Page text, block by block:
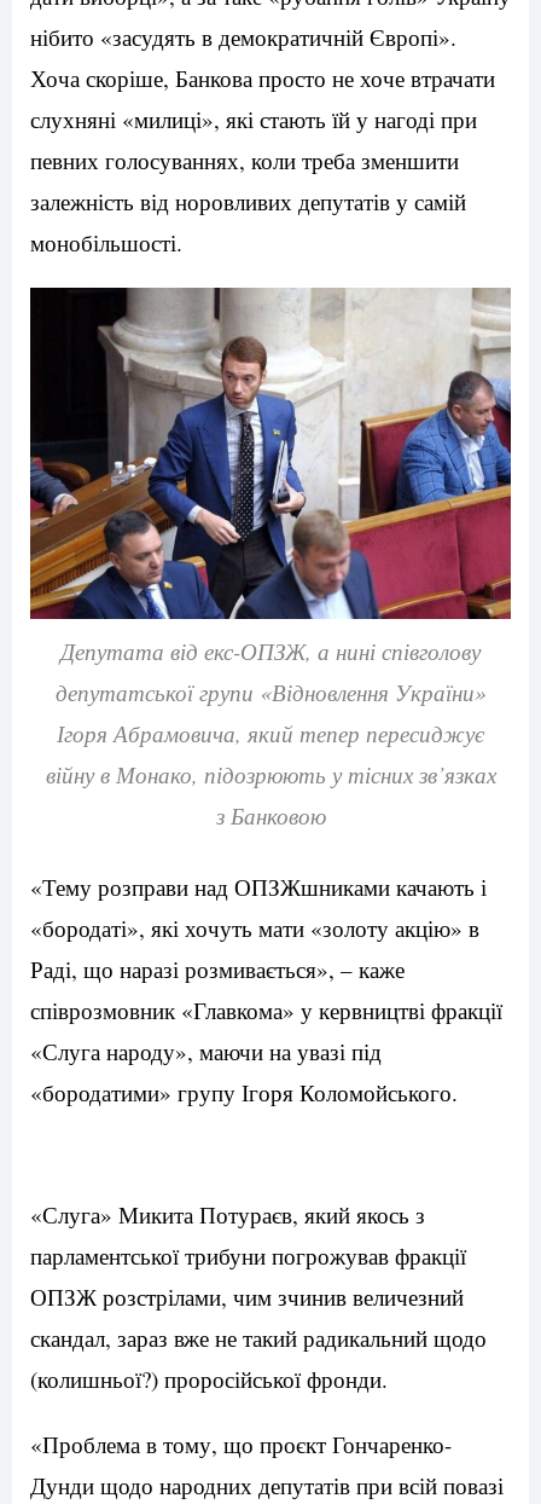
нібито «засудять в демократичній Європі».
Хоча скоріше, Банкова просто не хоче втрачати
слухняні «милиці», які стають їй у нагоді при
певних голосуваннях, коли треба зменшити
залежність від норовливих депутатів у самій
монобільшості.
Депутата від екс-ОПЗЖ, а нині співголову
депутатської групи «Відновлення України»
Ігоря Абрамовича, який тепер пересиджує
війну в Монако, підозрюють у тісних зв’язках
з Банковою
«Тему розправи над ОПЗЖшниками качають і
«бородаті», які хочуть мати «золоту акцію» в
Раді, що наразі розмивається», – каже
співрозмовник «Главкома» у кервництві фракції
«Слуга народу», маючи на увазі під
«бородатими» групу Ігоря Коломойського.
«Слуга» Микита Потураєв, який якось з
парламентської трибуни погрожував фракції
ОПЗЖ розстрілами, чим зчинив величезний
скандал, зараз вже не такий радикальний щодо
(колишньої?) проросійської фронди.
«Проблема в тому, що проєкт Гончаренко-
Дунди щодо народних депутатів при всій повазі